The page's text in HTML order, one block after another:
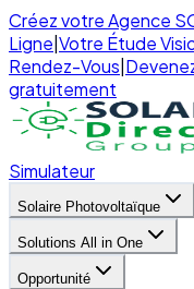
Créez votre Agence
Ligne Votre Étude
Rendez-Vous
gratuitement
Simulateur
Solaire Photovoltaïque
Solutions All in One
Opportunité